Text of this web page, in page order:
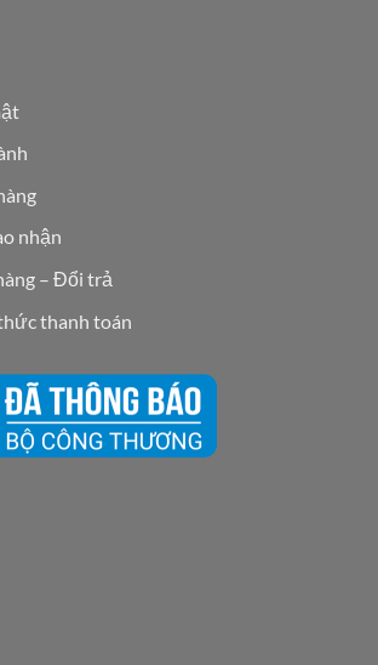
nhận
– Đổi trả
thanh toán